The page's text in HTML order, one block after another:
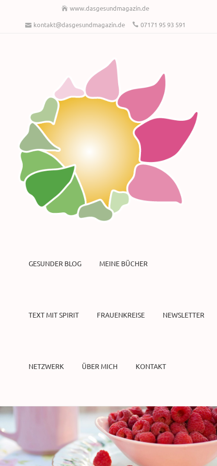
www.dasgesundmagazin.de
kontakt@dasgesundmagazin.de
07171 95 93 591
GESUNDER BLOG MEINE BÜCHER
TEXT MIT SPIRIT FRAUENKREISE NEWSLETTER
NETZWERK ÜBER MICH KONTAKT